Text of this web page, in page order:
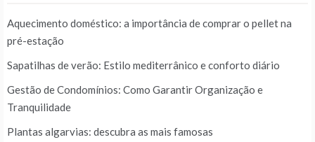
Aquecimento doméstico: a importância de comprar o pellet na
pré-estação
Sapatilhas de verão: Estilo mediterrânico e conforto diário
Gestão de Condomínios: Como Garantir Organização e
Tranquilidade
Plantas algarvias: descubra as mais famosas